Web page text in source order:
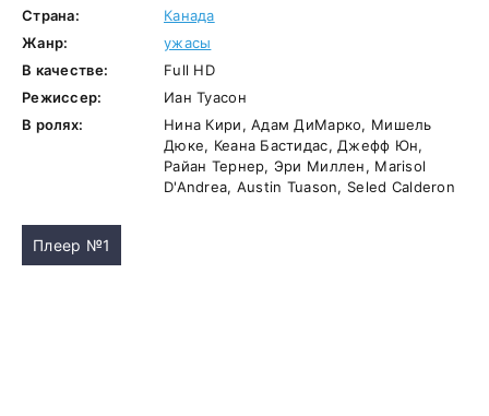
Страна:
Канада
Жанр:
ужасы
В качестве:
Full HD
Режиссер:
Иан Туасон
В ролях:
Нина Кири, Адам ДиМарко, Мишель
Дюке, Кеана Бастидас, Джефф Юн,
Райан Тернер, Эри Миллен, Marisol
D'Andrea, Austin Tuason, Seled Calderon
Плеер №1